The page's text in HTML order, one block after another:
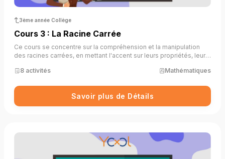
3ème année Collège
Cours 3 : La Racine Carrée
Ce cours se concentre sur la compréhension et la manipulation
des racines carrées, en mettant l'accent sur leurs propriétés, leur
élèves de maîtriser les bases nécessaires pour résoudre des
8 activités Mathématiques
Savoir plus de Détails